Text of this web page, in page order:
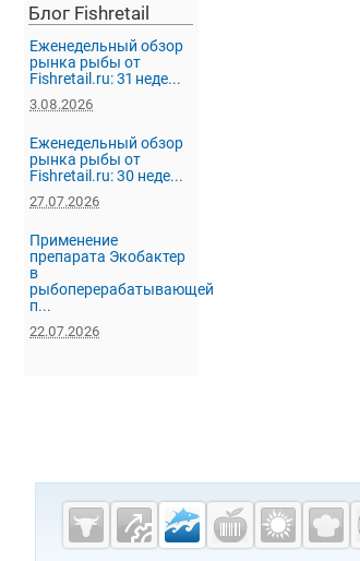
Блог Fishretail
Еженедельный обзор
рынка рыбы от
Fishretail.ru: 31 неде...
3.08.2026
Еженедельный обзор
рынка рыбы от
Fishretail.ru: 30 неде...
27.07.2026
Применение
препарата Экобактер
в
рыбоперерабатывающей
п...
22.07.2026
Дополнительная
Cсылки на полезные проекты
Fishretail.ru —